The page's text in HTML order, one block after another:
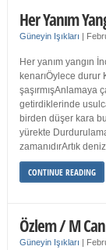
Her Yanım
Güneyin Işıkları |
Her yanım yangın
kenarıÖylece durur
şaşırmışAnlamaya
getirdiklerinde
birden düşer kara
yürekte
zamanıdırArtık
CONTINUE READING
Özlem / M
Güneyin Işıkları |